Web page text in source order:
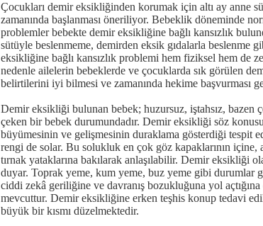
Çocukları demir eksikliğinden korumak için altı ay anne
zamanında başlanması öneriliyor. Bebeklik döneminde
problemler bebekte demir eksikliğine bağlı kansızlık
sütüyle beslenmeme, demirden eksik gıdalarla beslenme
eksikliğine bağlı kansızlık problemi hem fiziksel hem de
nedenle ailelerin bebeklerde ve çocuklarda sık görülen
belirtilerini iyi bilmesi ve zamanında hekime başvurması
Demir eksikliği bulunan bebek; huzursuz, iştahsız, bazen
çeken bir bebek durumundadır. Demir eksikliği söz
büyümesinin ve gelişmesinin duraklama gösterdiği tespit
rengi de solar. Bu solukluk en çok göz kapaklarının içine,
tırnak yataklarına bakılarak anlaşılabilir. Demir eksikliği
duyar. Toprak yeme, kum yeme, buz yeme gibi durumlar
ciddi zekâ geriliğine ve davranış bozukluğuna yol
mevcuttur. Demir eksikliğine erken teşhis konup tedavi
büyük bir kısmı düzelmektedir.